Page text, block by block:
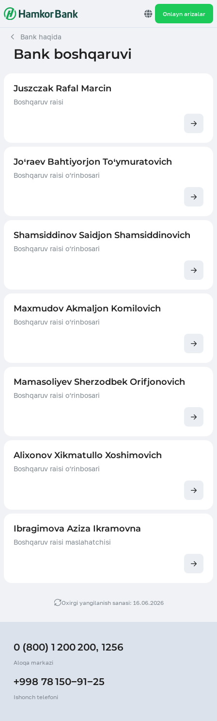
Onlayn arizalar
Bank haqida
Bank boshqaruvi
Juszczak Rafal Маrсin
Boshqaruv raisi
Jo‘raev Bahtiyorjon To‘ymuratovich
Boshqaruv raisi o‘rinbosari
Shamsiddinov Saidjon Shamsiddinovich
Boshqaruv raisi o‘rinbosari
Maxmudov Akmaljon Komilovich
Boshqaruv raisi o‘rinbosari
Mamasoliyev Sherzodbek Orifjonovich
Boshqaruv raisi o‘rinbosari
Alixonov Xikmatullo Xoshimovich
Boshqaruv raisi o‘rinbosari
Ibragimova Aziza Ikramovna
Boshqaruv raisi maslahatchisi
Oxirgi yangilanish sanasi: 16.06.2026
0 (800) 1 200 200, 1256
Aloqa markazi
+998 78 150−91−25
Ishonch telefoni